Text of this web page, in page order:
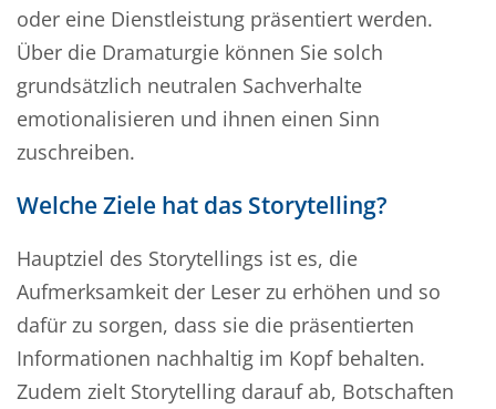
oder eine Dienstleistung präsentiert werden.
Über die Dramaturgie können Sie solch
grundsätzlich neutralen Sachverhalte
emotionalisieren und ihnen einen Sinn
zuschreiben.
Welche Ziele hat das Storytelling?
Hauptziel des Storytellings ist es, die
Aufmerksamkeit der Leser zu erhöhen und so
dafür zu sorgen, dass sie die präsentierten
Informationen nachhaltig im Kopf behalten.
Zudem zielt Storytelling darauf ab, Botschaften